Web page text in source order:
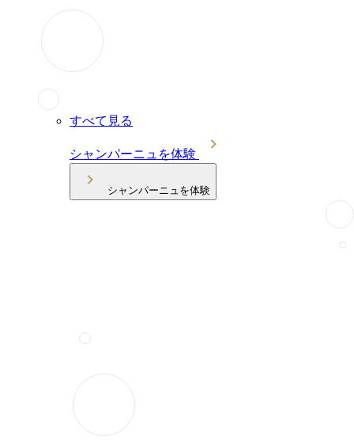
すべて見る
シャンパーニュを体験
シャンパーニュを体験